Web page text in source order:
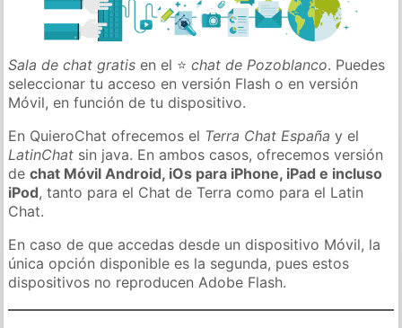
Sala de chat gratis en el ⭐chat de Pozoblanco. Puedes
seleccionar tu acceso en versión Flash o en versión
Móvil, en función de tu dispositivo.
En QuieroChat ofrecemos el Terra Chat España y el
LatinChat sin java. En ambos casos, ofrecemos versión
dechat Móvil Android, iOs para iPhone, iPad e incluso
iPod, tanto para el Chat de Terra como para el Latin
Chat.
En caso de que accedas desde un dispositivo Móvil, la
única opción disponible es la segunda, pues estos
dispositivos no reproducen Adobe Flash.